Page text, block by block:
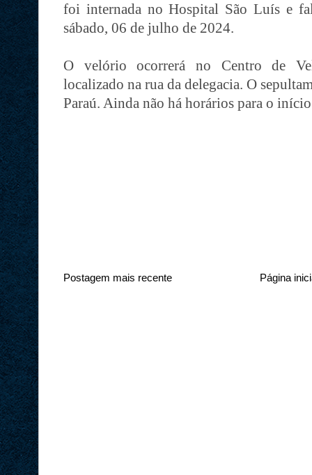
foi internada no Hospital São Luís e
sábado, 06 de julho de 2024.
O velório ocorrerá no Centro de
localizado na rua da delegacia. O
Paraú. Ainda não há horários para o
Postagem mais recente Página